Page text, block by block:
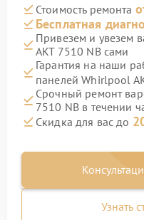
Стоимость ремонта
Бесплатная
Привезем и увезем
AKT 7510 NB сами
Гарантия на наши
панелей Whirlpool
Срочный ремонт
7510 NB в течении
Скидка для вас до
Узнать